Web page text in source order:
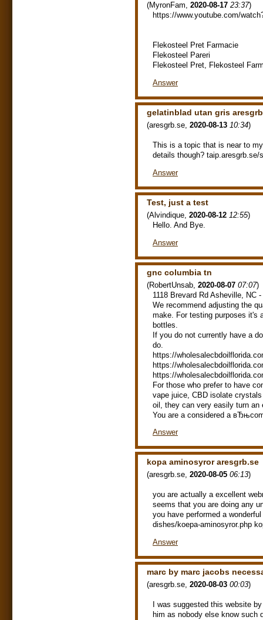
(MyronFam, 2020-08-17 23:37)
https://www.youtube.com/
Flekosteel Pret Farmacie
Flekosteel Pareri
Flekosteel Pret, Flekosteel
Answer
gelatinblad utan gris
(aresgrb.se 2020-08-13 10:34)
This is a topic that is near to
details though? taip.aresgrb.se/
Answer
Test, just a test
(Alvindique 2020-08-12 12:55)
Hello. And Bye.
Answer
gnc columbia tn
(RobertUnsab 2020-08-07 07:07)
1118 Brevard Rd Asheville, NC
We recommend adjusting the
make. For testing purposes it's
bottles.
If you do not currently have a
do.
https://
https://
https://
For those who prefer to have
vape juice, CBD isolate
oil, they can very easily turn an
You are a considered a
Answer
kopa aminosyror aresgrb.se
(aresgrb.se, 2020-08-05 06:13)
you are actually a excellent
seems that you are doing any
you have performed a
dishes/koepa-aminosyror.php
Answer
marc by marc jacobs
(aresgrb.se, 2020-08-03 00:03)
I was suggested this website
him as nobody else know such